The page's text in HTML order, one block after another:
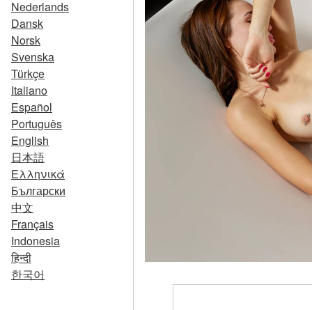
Nederlands
Dansk
Norsk
Svenska
Türkçe
Italiano
Español
Português
English
日本語
Ελληνικά
Български
中文
Français
Indonesia
हिन्दी
한국어